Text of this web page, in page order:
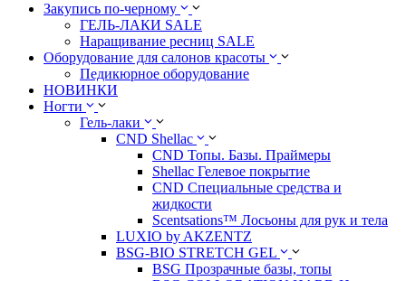
Закупись по-черному
ГЕЛЬ-ЛАКИ SALE
Наращивание ресниц SALE
Оборудование для салонов красоты
Педикюрное оборудование
НОВИНКИ
Ногти
Гель-лаки
CND Shellac
CND Топы. Базы. Праймеры
Shellac Гелевое покрытие
CND Специальные средства и
жидкости
Scentsations™ Лосьоны для рук и тела
LUXIO by AKZENTZ
BSG-BIO STRETCH GEL
BSG Прозрачные базы, топы